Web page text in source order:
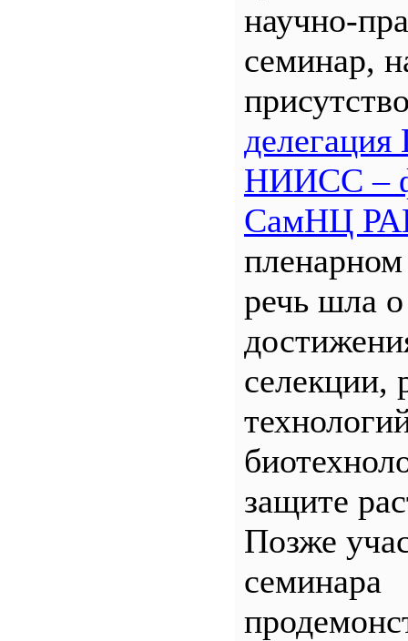
научно-
семинар,
НИИСС –
СамНЦ
пленарном
речь шла
селекции,
защите
Позже
семинара